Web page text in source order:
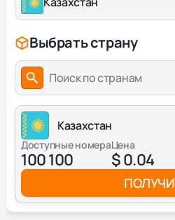
Выбрать страну
Поиск по странам
Казахстан
Доступные номера
100 100
Цена
$ 0.04